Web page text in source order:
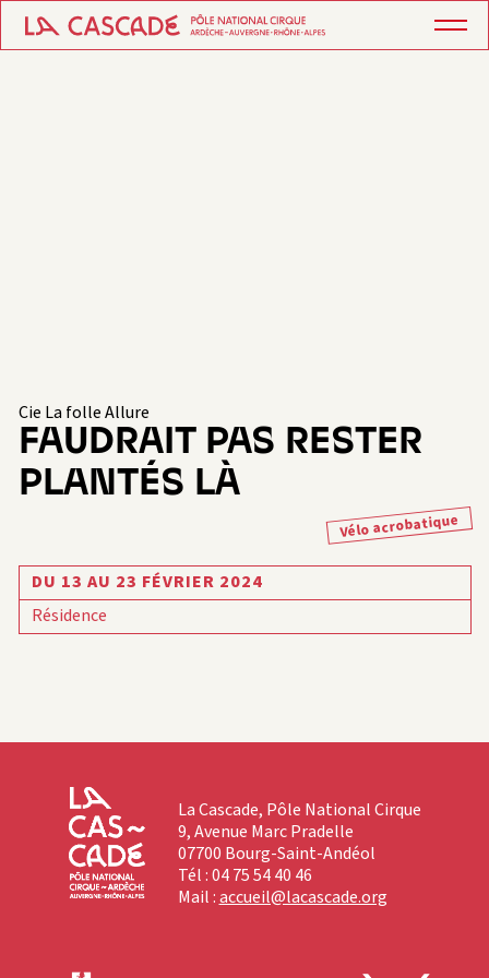
Cie La folle Allure
FAUDRAIT PAS RESTER
PLANTÉS LÀ
Vélo acrobatique
DU 13 AU 23 FÉVRIER 2024
Résidence
La Cascade, Pôle National Cirque
9, Avenue Marc Pradelle
07700 Bourg-Saint-Andéol
Tél : 04 75 54 40 46
Mail :accueil@lacascade.org